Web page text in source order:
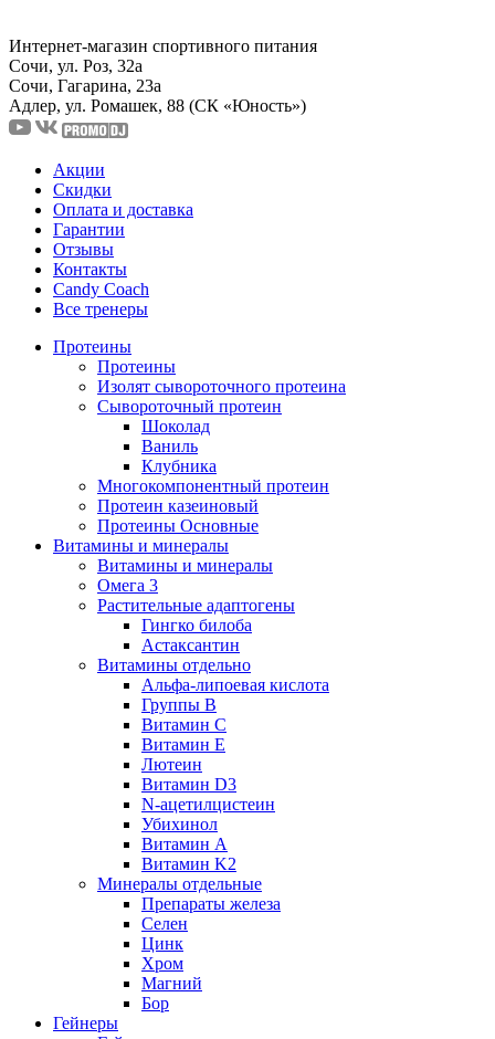
Интернет-магазин спортивного питания
Сочи, ул. Роз, 32а
Сочи, Гагарина, 23а
Адлер, ул. Ромашек, 88 (СК «Юность»)
Акции
Скидки
Оплата и доставка
Гарантии
Отзывы
Контакты
Candy Coach
Все тренеры
Протеины
Протеины
Изолят сывороточного протеина
Сывороточный протеин
Шоколад
Ваниль
Клубника
Многокомпонентный протеин
Протеин казеиновый
Протеины Основные
Витамины и минералы
Витамины и минералы
Омега 3
Растительные адаптогены
Гингко билоба
Астаксантин
Витамины отдельно
Альфа-липоевая кислота
Группы B
Витамин С
Витамин Е
Лютеин
Витамин D3
N-ацетилцистеин
Убихинол
Витамин А
Витамин K2
Минералы отдельные
Препараты железа
Селен
Цинк
Хром
Магний
Бор
Гейнеры